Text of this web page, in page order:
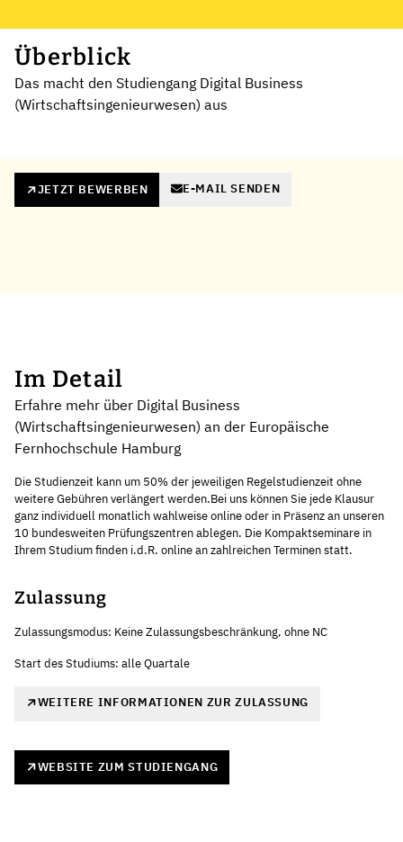
Überblick
Das macht den Studiengang Digital Business
(Wirtschaftsingenieurwesen) aus
JETZT BEWERBEN E-MAIL SENDEN
Im Detail
Erfahre mehr über Digital Business
(Wirtschaftsingenieurwesen) an der Europäische
Fernhochschule Hamburg
Die Studienzeit kann um 50% der jeweiligen Regelstudienzeit ohne
weitere Gebühren verlängert werden.Bei uns können Sie jede Klausur
ganz individuell monatlich wahlweise online oder in Präsenz an unseren
10 bundesweiten Prüfungszentren ablegen. Die Kompaktseminare in
Ihrem Studium finden i.d.R. online an zahlreichen Terminen statt.
Zulassung
Zulassungsmodus: Keine Zulassungsbeschränkung, ohne NC
Start des Studiums: alle Quartale
WEITERE INFORMATIONEN ZUR ZULASSUNG
WEBSITE ZUM STUDIENGANG